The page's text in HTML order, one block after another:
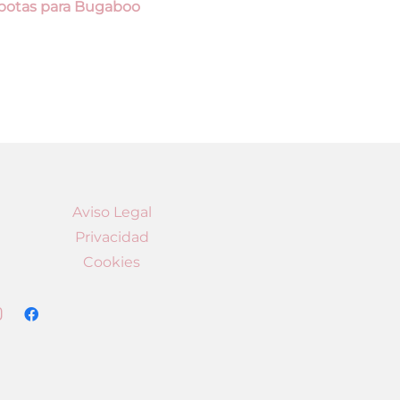
para Bugaboo
Aviso Legal
Privacidad
Cookies